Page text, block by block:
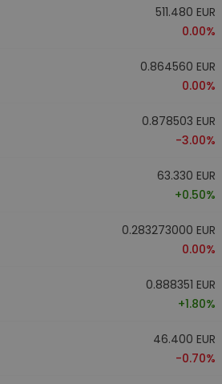
511.480 EUR
0.00%
0.864560 EUR
0.00%
0.878503 EUR
-3.00%
63.330 EUR
+0.50%
0.283273000 EUR
0.00%
0.888351 EUR
+1.80%
46.400 EUR
-0.70%